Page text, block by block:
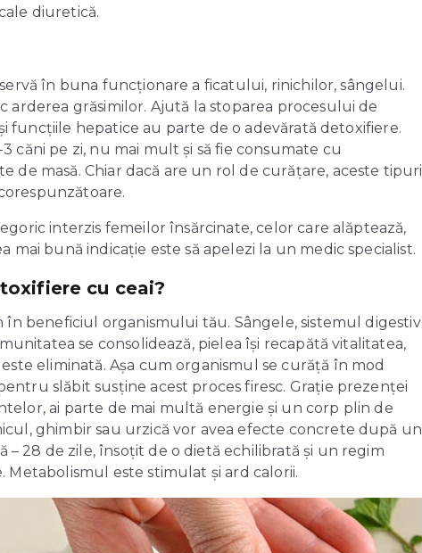
diuretică.
în buna funcționare a ficatului, rinichilor, sângelui.
arderea grăsimilor. Ajută la stoparea procesului de
funcțiile hepatice au parte de o adevărată detoxifiere.
căni pe zi, nu mai mult și să fie consumate cu
de masă. Chiar dacă are un rol de curățare, aceste tipuri
interzis femeilor însărcinate, celor care alăptează,
mai bună indicație este să apelezi la un medic specialist.
cu ceai?
beneficiul organismului tău. Sângele, sistemul digestiv
se consolidează, pielea își recapătă vitalitatea,
eliminată. Așa cum organismul se curăță în mod
slăbit susține acest proces firesc. Grație prezenței
ai parte de mai multă energie și un corp plin de
ghimbir sau urzică vor avea efecte concrete după un
– 28 de zile, însoțit de o dietă echilibrată și un regim
Metabolismul este stimulat și ard calorii.